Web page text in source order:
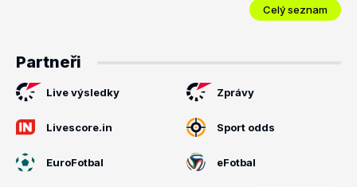
Celý seznam
Partneři
Live výsledky Zprávy
Livescore.in Sport odds
EuroFotbal eFotbal